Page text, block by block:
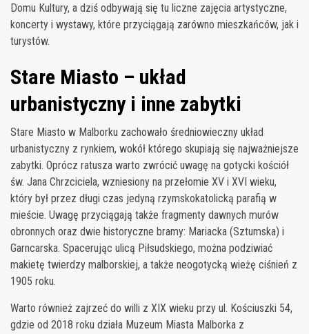
Domu Kultury, a dziś odbywają się tu liczne zajęcia artystyczne,
koncerty i wystawy, które przyciągają zarówno mieszkańców, jak i
turystów.
Stare Miasto – układ
urbanistyczny i inne zabytki
Stare Miasto w Malborku zachowało średniowieczny układ
urbanistyczny z rynkiem, wokół którego skupiają się najważniejsze
zabytki. Oprócz ratusza warto zwrócić uwagę na gotycki kościół
św. Jana Chrzciciela, wzniesiony na przełomie XV i XVI wieku,
który był przez długi czas jedyną rzymskokatolicką parafią w
mieście. Uwagę przyciągają także fragmenty dawnych murów
obronnych oraz dwie historyczne bramy: Mariacka (Sztumska) i
Garncarska. Spacerując ulicą Piłsudskiego, można podziwiać
makietę twierdzy malborskiej, a także neogotycką wieżę ciśnień z
1905 roku.
Warto również zajrzeć do willi z XIX wieku przy ul. Kościuszki 54,
gdzie od 2018 roku działa Muzeum Miasta Malborka z